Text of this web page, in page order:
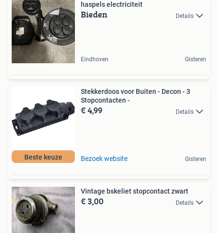
haspels electriciteit
Bieden Details
Eindhoven Gisteren
Beste keuze
Stekkerdoos voor Buiten - Decon - 3
Stopcontacten -
€ 4,99 Details
Bezoek website Gisteren
Vintage bskeliet stopcontact zwart
€ 3,00 Details